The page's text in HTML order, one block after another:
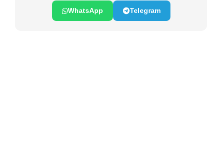
WhatsApp Telegram